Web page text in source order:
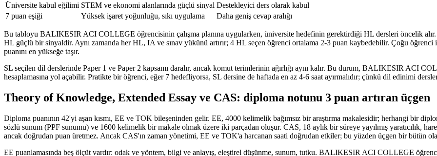
Üniversite kabul eğilimi STEM ve ekonomi alanlarında güçlü sinyal Destekleyici ders olarak kabul
7 puan eşiği
Yüksek işaret yoğunluğu, sıkı uygulama Daha geniş cevap aralığı
Bu tabloyu BALIKESIR ACI COLLEGE öğrencisinin çalışma planına uygularken, üniversite hedefinin gerektirdiği HL dersleri öncelik
HL güçlü bir sinyaldir. Aynı zamanda her HL, IA ve sınav yükünü artırır; 4 HL seçen öğrenci ortalama 2-3 puan kaybedebilir. Çoğu
puanını en yükseğe taşır.
SL seçilen dil derslerinde Paper 1 ve Paper 2 kapsamı daralır, ancak komut terimlerinin ağırlığı aynı kalır. Bu durum, BALIKESIR ACI
hesaplamasına yol açabilir. Pratikte bir öğrenci, eğer 7 hedefliyorsa, SL dersine de haftada en az 4-6 saat ayırmalıdır; çünkü dil edinimi
Theory of Knowledge, Extended Essay ve CAS: diploma notunu 3 puan artıran üçgen
Diploma puanının 42'yi aşan kısmı, EE ve TOK bileşeninden gelir. EE, 4000 kelimelik bağımsız bir araştırma makalesidir; herhangi bir
sözlü sunum (PPF sunumu) ve 1600 kelimelik bir makale olmak üzere iki parçadan oluşur. CAS, 18 aylık bir süreye yayılmış yaratıcılık,
ancak doğrudan puan üretmez. Ancak CAS'ın zaman yönetimi, EE ve TOK'a harcanan saati doğrudan etkiler; bu yüzden üçgen bir bütün
EE puanlamasında beş ölçüt vardır: odak ve yöntem, bilgi ve anlayış, eleştirel düşünme, sunum, tutku. BALIKESIR ACI COLLEGE